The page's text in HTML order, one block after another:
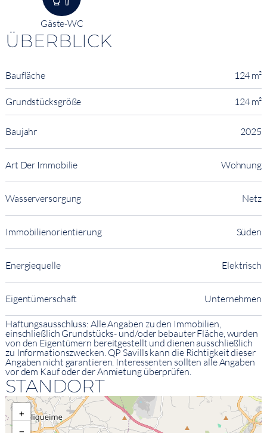
Gäste-WC
ÜBERBLICK
Baufläche 124 m²
Grundstücksgröße 124 m²
Baujahr 2025
Art Der Immobilie Wohnung
Wasserversorgung Netz
Immobilienorientierung Süden
Energiequelle Elektrisch
Eigentümerschaft Unternehmen
Haftungsausschluss: Alle Angaben zu den Immobilien,
einschließlich Grundstücks- und/oder bebauter Fläche, wurden
von den Eigentümern bereitgestellt und dienen ausschließlich
zu Informationszwecken. QP Savills kann die Richtigkeit dieser
Angaben nicht garantieren. Interessenten sollten alle Angaben
vor dem Kauf oder der Anmietung überprüfen.
STANDORT
+